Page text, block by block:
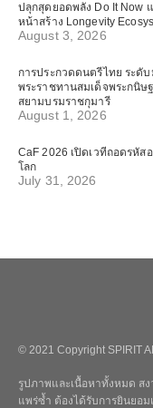
ปลุกสุดยอดพลัง Do It Now
หน้าสร้าง Longevity
August 3, 2026
การประกวดดนตรีไทย ระดับ
พระราชทานสมเด็จพระกนิษ
สยามบรมราชกุมารี
August 1, 2026
CaF 2026 เปิดเวทีถอดรหั
โลก
July 31, 2026
© 2021 Copyright SPIRIT
รูปภาพและเนื้อหาทั้งหมด ส
แพร่ซ้ำ ต้องได้รับการยินยอ